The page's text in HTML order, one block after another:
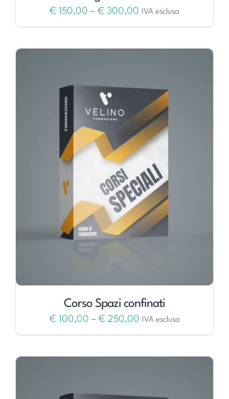
€ 150,00 – € 300,00 IVA esclusa
Corso Spazi confinati
€ 100,00 – € 250,00 IVA esclusa